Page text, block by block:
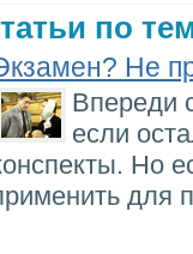
по
Не
Впереди
если
Но
для